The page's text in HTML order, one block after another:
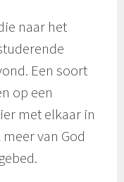
naar het
Een soort
op een
met elkaar in
van God